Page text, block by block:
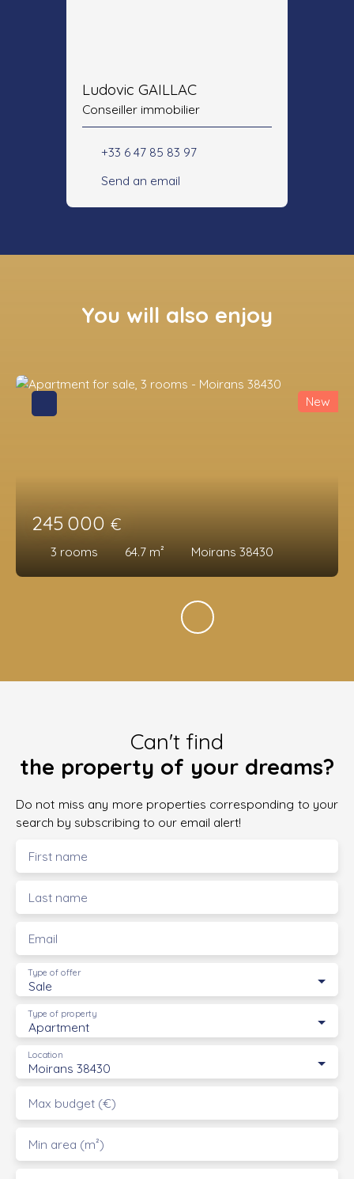
Ludovic GAILLAC
Conseiller immobilier
+33 6 47 85 83 97
Send an email
You will also enjoy
245 000 €
3 rooms 64.7 m² Moirans 38430
New
Can't find
the property of your dreams?
Do not miss any more properties corresponding to your
search by subscribing to our email alert!
First name
Last name
Email
Sale
Type of offer
Apartment
Type of property
Moirans 38430
Location
Max budget (€)
Min area (m²)